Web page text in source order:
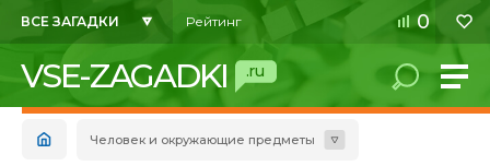
ВСЕ ЗАГАДКИ Рейтинг 0
VSE-ZAGADKI .ru
Человек и окружающие предметы